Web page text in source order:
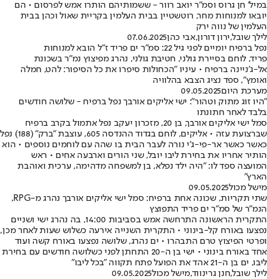
במיל' חן גרוס וסמ"ר יואב רוור - ששמותיהם הותרו אמש לפרסום • הם
יובאו למנוחות מחר, רוטשטיין בבית העלמין בקריית שאול וכהן בבית
העלמין של נווה ירק
לילך שובל,ירון דורון,אבי כהן07.06.2025
נפל ברפיח יומיים לפני גיל 22: סמ״ר ים פריד ז"ל הובא למנוחות
פריד, לוחם בסיירת גולני, חטיבת גולני, נהרג מפיצוץ נמ"ר בשכונת
אל-ג׳ניינה ברפיח • עיניו "הכחולות סיפרו את כל הסיפור: להט, חמלה
ואומץ", ספד נציג הצבא בהלוויה
מערכת היום09.05.2025
"היו זוג מתוק וטהור": ישי אליקים אורבך נפל ברפיח - שלושה חודשים
בלבד לאחר חתונתו
סמל ישי אליקים אורבך, בן 20, מזכרון יעקב נפל אתמול בקרב ברפיח
שברצועת עזה • אליקים, לוחם בגדוד ההנדסה 605, עוצבת "ברק" (188) נפל
כאשר כאשר אר-פי-ג׳י נורה לעבר הבית בו שהה עם לוחמים נוספים • הוא
הותיר אחריו את בחירת ליבו יובל, שני הורים וארבעה אחים • ראש
המועצה ספד לו: "היה ילד נפלא, בן למשפחה מדהימה, ערכית ואוהבת
הארץ"
מישל מכול09.05.2025
שתי תקריות, שכונה אחת ברפיח: סמל ישי אליקים אורבך נהרג מ-RPG,
הנמ"ר של סמ"ר ים פריד התפוצץ
התקרית הראשונה התרחשה אמש בסביבות 14:00, בה נהרג ישי ושניים
נפצעו באורח קל-בינוני • התקרית השנייה אירעה כשלוש שעות לאחר מכן,
ופרטי הפיצוץ טרם התבהרו • ים נהרג, שלושה נפצעו באורח קשה ועוד
אחד באורח בינוני • ישי בן ה-20 התחתן לפני כשלושה חודשים עם בחירת
ליבו, ים בן ה-21 אהד את הפועל פתח תקווה "בכל ליבו"
לילך שובל,חנן גרינווד,מישל מכול09.05.2025